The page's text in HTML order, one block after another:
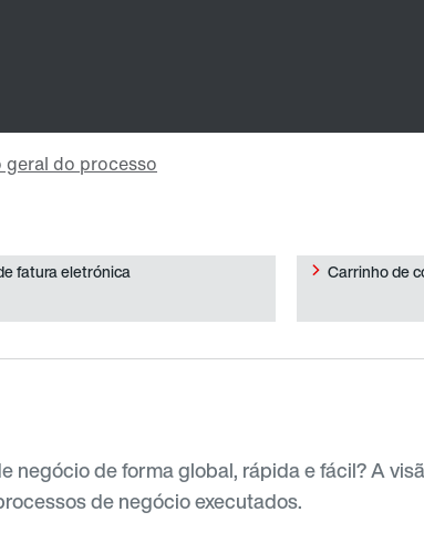
fatura eletrónica Carrinho de
negócio de forma global, rápida e fácil? A
de negócio executados.